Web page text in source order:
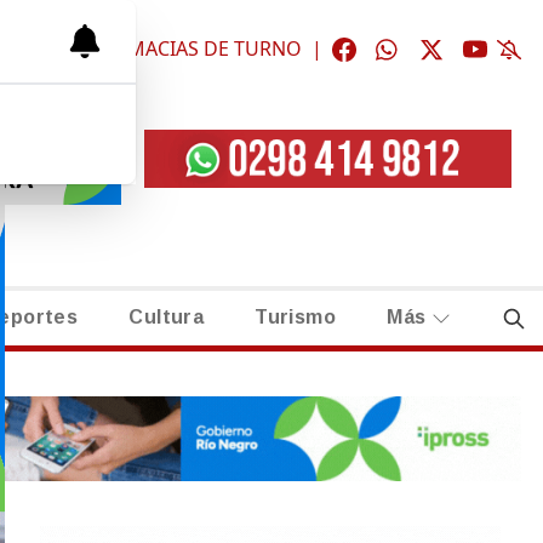
| FARMACIAS DE TURNO |
Cultura Turismo Más